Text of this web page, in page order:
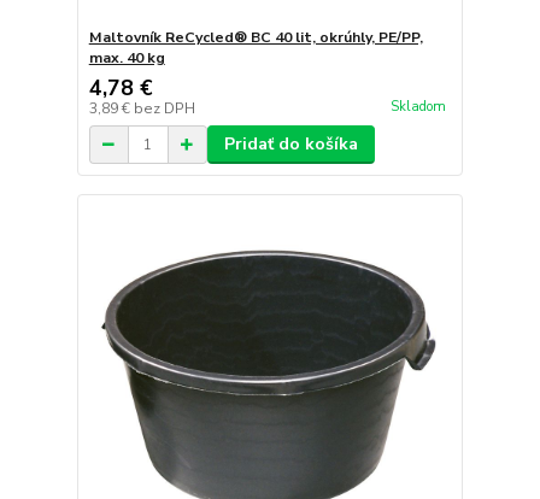
Maltovník ReCycled® BC 40 lit, okrúhly, PE/PP,
max. 40 kg
4,78 €
3,89 € bez DPH Skladom
Pridať do košíka